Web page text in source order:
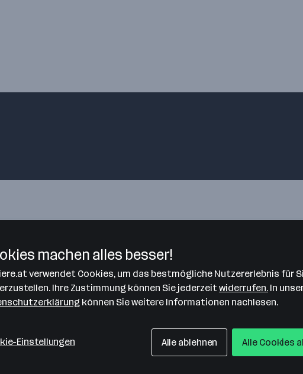
und Teamgeist – bewirb dich jetzt!
machen alles besser!
verwendet Cookies, um das bestmögliche Nutzererlebnis für
Ihre Zustimmung können Sie jederzeit widerrufen. In
können Sie weitere Informationen nachlesen.
Einstellungen Alle ablehnen Alle Cookies